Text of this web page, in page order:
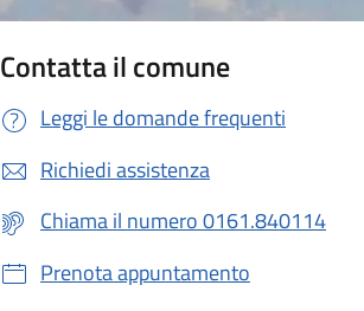
Contatta il comune
Leggi le domande frequenti
Richiedi assistenza
Chiama il numero 0161.840114
Prenota appuntamento